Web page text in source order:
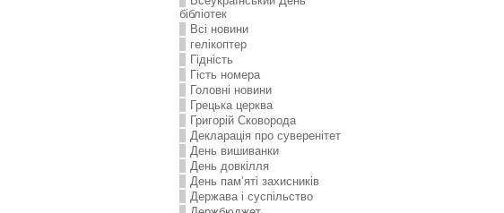
бібліотек
Всі новини
гелікоптер
Гідність
Гість номера
Головні новини
Грецька церква
Григорій Сковорода
Декларація про суверенітет
День вишиванки
День довкілля
День пам’яті захисників
Держава і суспільство